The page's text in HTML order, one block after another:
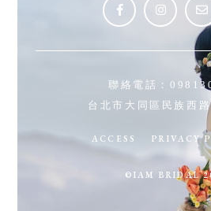
聯絡電話：
台北市大同區民族西
ACCESS PRIVACY
©IAM BRIDAL